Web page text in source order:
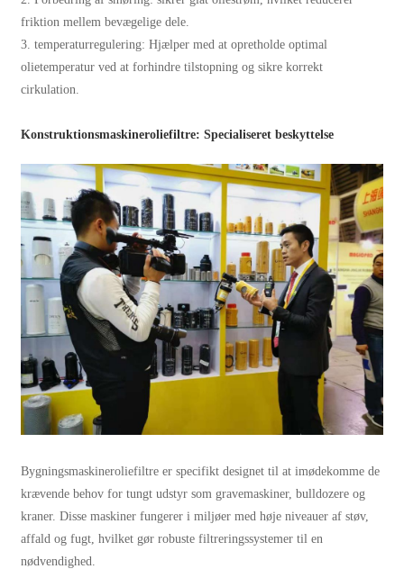
friktion mellem bevægelige dele.
3. temperaturregulering: Hjælper med at opretholde optimal
olietemperatur ved at forhindre tilstopning og sikre korrekt
cirkulation.
Konstruktionsmaskineroliefiltre: Specialiseret beskyttelse
Bygningsmaskineroliefiltre er specifikt designet til at imødekomme de
krævende behov for tungt udstyr som gravemaskiner, bulldozere og
kraner. Disse maskiner fungerer i miljøer med høje niveauer af støv,
affald og fugt, hvilket gør robuste filtreringssystemer til en
nødvendighed.